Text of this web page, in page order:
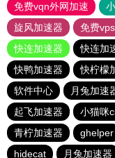
免费vqn外网加速
旋风加速器
免费
快连加速器
快连加
快鸭加速器
快柠檬
软件中心
月兔加速
起飞加速器
小猫咪
青柠加速器
ghelper
hidecat
月兔加速器